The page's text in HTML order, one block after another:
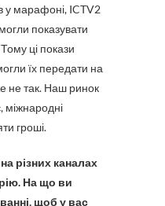
у марафоні, ICTV2
показувати
ці покази
їх передати на
не так. Наш ринок
міжнародні
гроші.
різних каналах
На що ви
щоб у вас